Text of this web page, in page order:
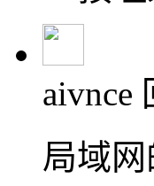
aivnce
局域